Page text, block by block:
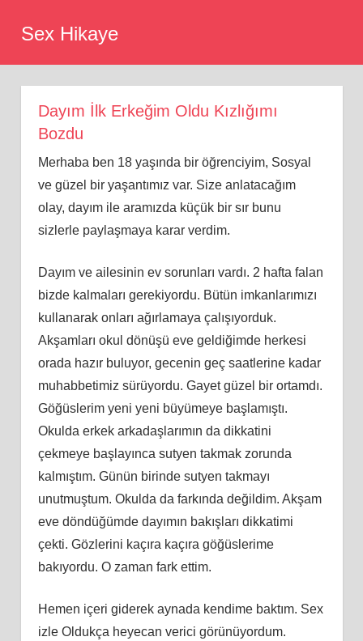
Sex Hikaye
Dayım İlk Erkeğim Oldu Kızlığımı
Bozdu
Merhaba ben 18 yaşında bir öğrenciyim, Sosyal
ve güzel bir yaşantımız var. Size anlatacağım
olay, dayım ile aramızda küçük bir sır bunu
sizlerle paylaşmaya karar verdim.
Dayım ve ailesinin ev sorunları vardı. 2 hafta falan
bizde kalmaları gerekiyordu. Bütün imkanlarımızı
kullanarak onları ağırlamaya çalışıyorduk.
Akşamları okul dönüşü eve geldiğimde herkesi
orada hazır buluyor, gecenin geç saatlerine kadar
muhabbetimiz sürüyordu. Gayet güzel bir ortamdı.
Göğüslerim yeni yeni büyümeye başlamıştı.
Okulda erkek arkadaşlarımın da dikkatini
çekmeye başlayınca sutyen takmak zorunda
kalmıştım. Günün birinde sutyen takmayı
unutmuştum. Okulda da farkında değildim. Akşam
eve döndüğümde dayımın bakışları dikkatimi
çekti. Gözlerini kaçıra kaçıra göğüslerime
bakıyordu. O zaman fark ettim.
Hemen içeri giderek aynada kendime baktım. Sex
izle Oldukça heyecan verici görünüyordum.